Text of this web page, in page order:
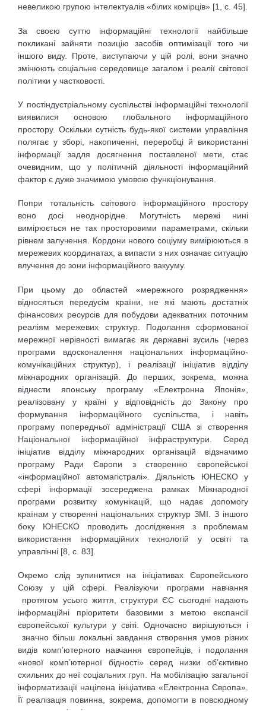
невеликою групою інтелектуалів «білих комірців» [1, с. 45].
За своєю суттю інформаційні технології найбільше
покликані зайняти позицію засобів оптимізації того чи
іншого виду. Проте, виступаючи у цій ролі, вони значно
змінюють соціальне середовище загалом і реалії світової
політики у частковості.
У постіндустріальному суспільстві інформаційні технології
виявилися основою глобального інформаційного
простору. Оскільки сутність будь-якої системи управління
полягає у зборі, накопиченні, переробці й використанні
інформації задля досягнення поставленої мети, стає
очевидним, що у політичній діяльності інформаційний
фактор є дуже значимою умовою функціонування.
Попри тотальність світового інформаційного простору
воно досі неоднорідне. Могутність мережі нині
вимірюється не так просторовими параметрами, скільки
рівнем залучення. Кордони нового соціуму вимірюються в
мережевих координатах, а випасти з них означає ситуацію
влучення до зони інформаційного вакууму.
При цьому до областей «мережного розрядження»
відносяться передусім країни, не які мають достатніх
фінансових ресурсів для побудови адекватних поточним
реаліям мережевих структур. Подолання сформованої
мережної нерівності вимагає як державні зусиль (через
програми вдосконалення національних інформаційно-
комунікаційних структур), і реалізації ініціатив відділу
міжнародних організацій. До перших, зокрема, можна
віднести японську програму «Електронна Японія»,
реалізовану у країні у відповідність до Закону про
формування інформаційного суспільства, і навіть
програму попередньої адміністрації США зі створення
Національної інформаційної інфраструктури. Серед
ініціатив відділу міжнародних організацій відзначимо
програму Ради Європи з створенню європейської
«інформаційної автомагістралі». Діяльність ЮНЕСКО у
сфері інформації зосереджена рамках Міжнародної
програми розвитку комунікацій, що надає допомогу
країнам у створенні національних структур ЗМІ. З іншого
боку ЮНЕСКО проводить дослідження з проблемам
використання інформаційних технологій у освіті та
управлінні [8, с. 83].
Окремо слід зупинитися на ініціативах Європейського
Союзу у цій сфері. Реалізуючи програми навчання
протягом усього життя, структури ЄС сьогодні надають
інформаційні пріоритети базовими з метою експансії
європейської культури у світі. Одночасно вирішуються і
значно більш локальні завдання створення умов різних
видів комп’ютерного навчання європейців, і подолання
«нової комп’ютерної бідності» серед низки об’єктивно
схильних до неї соціальних груп. На мобілізацію загальної
інформатизації націлена ініціатива «Електронна Європа».
Її реалізація повинна, зокрема, допомогти в повсюдному